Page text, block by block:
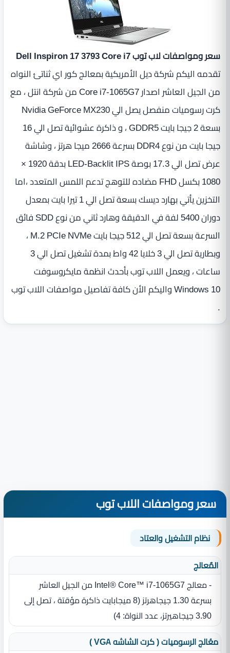
سعر ومواصفات لاب توب Dell Inspiron 17 3793 Core i7
تقدمه اليكم شركة ديل الأمريكية بمعالج كور اي ثناتئ النواه
من الجيل العاشر اصدار Core i7-1065G7 من شركة انتل ، مع
كرت رسوميات منفصل يصل الي Nvidia GeForce MX230
بسعة 2 جيجا بايت GDDR5 ، و ذاكرة عشوائية تصل الي 16
جيجا بايت من نوع DDR4 بسرعة 2666 ميجا هرتز ، وشاشة
عرض تصل الي 17.3 بوصة LED-Backlit IPS بدقة 1920 ×
1080 بكسل FHD مضاده للتوهج تدعم اللمس المتعدد ،اما
التخزين يأتي بهارد ديسك بسعة تصل الي 1 تيرا بايت بمعدل
دوران 5400 لفة في الدقيقة وهارد ثاني من نوع SDD فائق
السرعة بسعة تصل الي 512 جيجا بايت M.2 PCIe NVMe ،
وبطارية تصل الي 3 خلايا 42 واط بمدة تشغيل تصل الي 3
ساعات ، ويعمل اللاب توب بأحدث انظمة مايكروسوفت
Windows 10 واليكم الأن كافة تفاصيل مواصفات اللاب توب
.
سعر ومواصفات اللاب توب
نظام التشغيل والعتاد
المٌعالج
- معالج Intel® Core™ i7-1065G7 من الجيل العاشر
بسرعة 1.30 جيجاهرتز ‏(‏8 ميجابايت ذاكرة مؤقتة ، تصل إلى
3.90 جيجاهيرتز، عدد النواة‏:‏ 4‏)‏
معُالج الرسوميات ( كرت الشاشه VGA )